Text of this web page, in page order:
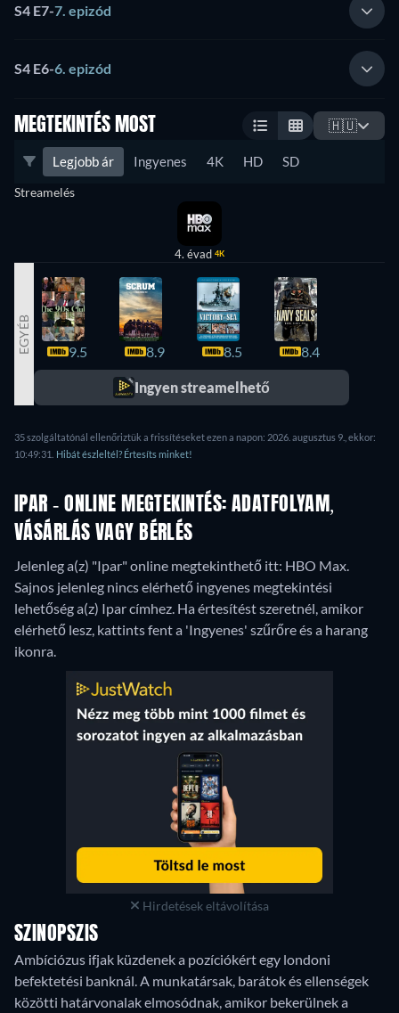
S4 E7-7. epizód
S4 E6-6. epizód
MEGTEKINTÉS MOST 🇭🇺
Legjobb ár Ingyenes 4K HD SD
Streamelés
4. évad 4K
EGYÉB 9.5 8.9 8.5 8.4
Ingyen streamelhető
35 szolgáltatónál ellenőriztük a frissítéseket ezen a napon: 2026. augusztus 9., ekkor:
10:49:31. Hibát észleltél? Értesíts minket!
IPAR - ONLINE MEGTEKINTÉS: ADATFOLYAM,
VÁSÁRLÁS VAGY BÉRLÉS
Jelenleg a(z) "Ipar" online megtekinthető itt: HBO Max.
Sajnos jelenleg nincs elérhető ingyenes megtekintési
lehetőség a(z) Ipar címhez. Ha értesítést szeretnél, amikor
elérhető lesz, kattints fent a 'Ingyenes' szűrőre és a harang
ikonra.
Hirdetések eltávolítása
SZINOPSZIS
Ambíciózus ifjak küzdenek a pozíciókért egy londoni
befektetési banknál. A munkatársak, barátok és ellenségek
közötti határvonalak elmosódnak, amikor bekerülnek a